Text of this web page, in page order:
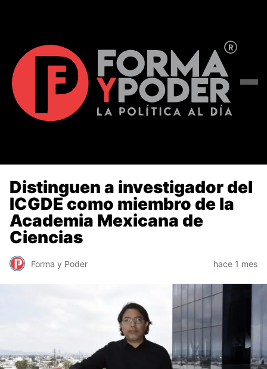
Distinguen a investigador del
ICGDE como miembro de la
Academia Mexicana de
Ciencias
Forma y Poder hace 1 mes